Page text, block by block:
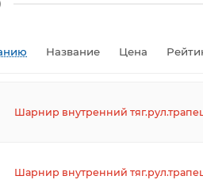
Название Цена
Шарнир внутренний
Шарнир внутренний